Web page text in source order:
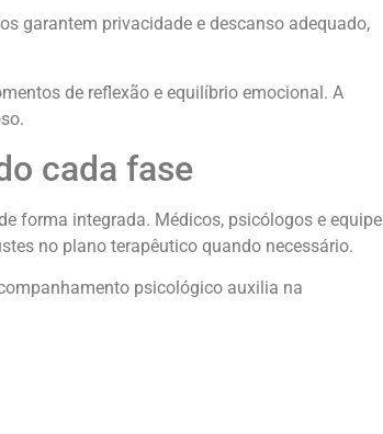
garantem privacidade e descanso adequado,
de reflexão e equilíbrio emocional. A
cada fase
forma integrada. Médicos, psicólogos e equipe
no plano terapêutico quando necessário.
psicológico auxilia na